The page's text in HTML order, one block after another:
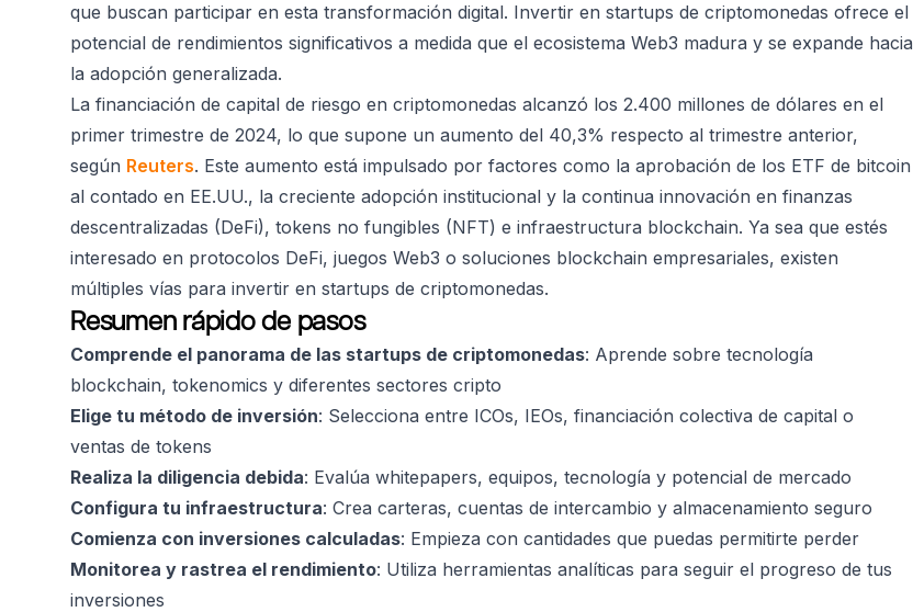
que buscan participar en esta transformación digital. Invertir en startups de criptomonedas ofrece el
potencial de rendimientos significativos a medida que el ecosistema Web3 madura y se expande hacia
la adopción generalizada.
La financiación de capital de riesgo en criptomonedas alcanzó los 2.400 millones de dólares en el
primer trimestre de 2024, lo que supone un aumento del 40,3% respecto al trimestre anterior,
según Reuters. Este aumento está impulsado por factores como la aprobación de los ETF de bitcoin
al contado en EE.UU., la creciente adopción institucional y la continua innovación en finanzas
descentralizadas (DeFi), tokens no fungibles (NFT) e infraestructura blockchain. Ya sea que estés
interesado en protocolos DeFi, juegos Web3 o soluciones blockchain empresariales, existen
múltiples vías para invertir en startups de criptomonedas.
Resumen rápido de pasos
Comprende el panorama de las startups de criptomonedas: Aprende sobre tecnología
blockchain, tokenomics y diferentes sectores cripto
Elige tu método de inversión: Selecciona entre ICOs, IEOs, financiación colectiva de capital o
ventas de tokens
Realiza la diligencia debida: Evalúa whitepapers, equipos, tecnología y potencial de mercado
Configura tu infraestructura: Crea carteras, cuentas de intercambio y almacenamiento seguro
Comienza con inversiones calculadas: Empieza con cantidades que puedas permitirte perder
Monitorea y rastrea el rendimiento: Utiliza herramientas analíticas para seguir el progreso de tus
inversiones